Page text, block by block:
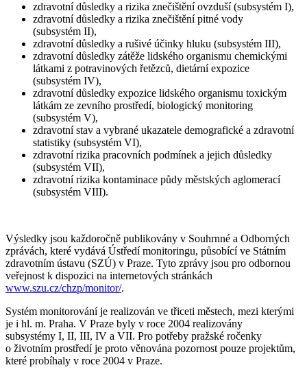
zdravotní důsledky a rizika znečištění ovzduší (subsystém I),
zdravotní důsledky a rizika znečištění pitné vody
(subsystém II),
zdravotní důsledky a rušivé účinky hluku (subsystém III),
zdravotní důsledky zátěže lidského organismu chemickými
látkami z potravinových řetězců, dietární expozice
(subsystém IV),
zdravotní důsledky expozice lidského organismu toxickým
látkám ze zevního prostředí, biologický monitoring
(subsystém V),
zdravotní stav a vybrané ukazatele demografické a zdravotní
statistiky (subsystém VI),
zdravotní rizika pracovních podmínek a jejich důsledky
(subsystém VII),
zdravotní rizika kontaminace půdy městských aglomerací
(subsystém VIII).
Výsledky jsou každoročně publikovány v Souhrnné a Odborných
zprávách, které vydává Ústředí monitoringu, působící ve Státním
zdravotním ústavu (SZÚ) v Praze. Tyto zprávy jsou pro odbornou
veřejnost k dispozici na internetových stránkách
www.szu.cz/chzp/monitor/.
Systém monitorování je realizován ve třiceti městech, mezi kterými
je i hl. m. Praha. V Praze byly v roce 2004 realizovány
subsystémy I, II, III, IV a VII. Pro potřeby pražské ročenky
o životním prostředí je proto věnována pozornost pouze projektům,
které probíhaly v roce 2004 v Praze.